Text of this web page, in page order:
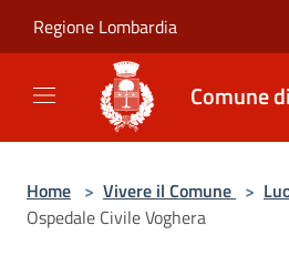
Regione Lombardia
Comune
Home > Vivere il Comune >
Ospedale Civile Voghera